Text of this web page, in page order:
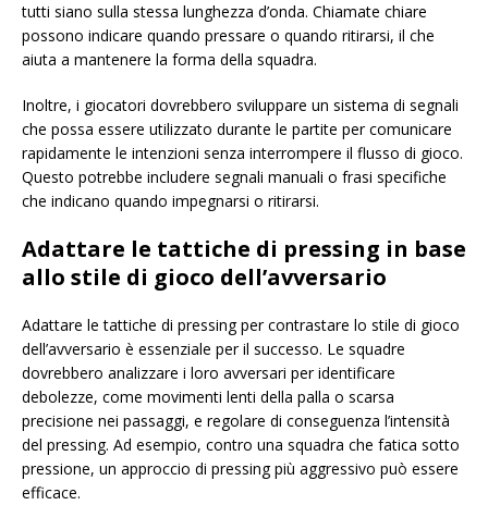
tutti siano sulla stessa lunghezza d’onda. Chiamate chiare
possono indicare quando pressare o quando ritirarsi, il che
aiuta a mantenere la forma della squadra.
Inoltre, i giocatori dovrebbero sviluppare un sistema di segnali
che possa essere utilizzato durante le partite per comunicare
rapidamente le intenzioni senza interrompere il flusso di gioco.
Questo potrebbe includere segnali manuali o frasi specifiche
che indicano quando impegnarsi o ritirarsi.
Adattare le tattiche di pressing in base
allo stile di gioco dell’avversario
Adattare le tattiche di pressing per contrastare lo stile di gioco
dell’avversario è essenziale per il successo. Le squadre
dovrebbero analizzare i loro avversari per identificare
debolezze, come movimenti lenti della palla o scarsa
precisione nei passaggi, e regolare di conseguenza l’intensità
del pressing. Ad esempio, contro una squadra che fatica sotto
pressione, un approccio di pressing più aggressivo può essere
efficace.